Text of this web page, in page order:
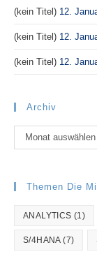
(kein Titel) 12.
(kein Titel) 12.
(kein Titel) 12.
Archiv
Archiv
Monat auswählen
Themen Die
ANALYTICS (1)
S/4HANA(7)